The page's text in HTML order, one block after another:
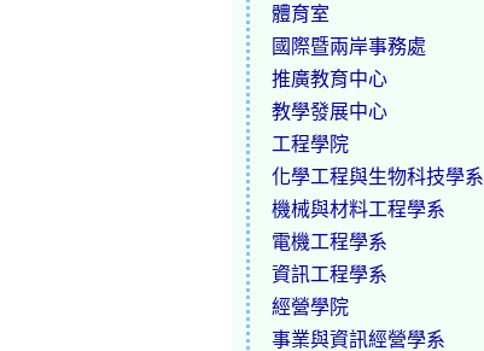
體育室
國際暨兩岸事務處
推廣教育中心
教學發展中心
工程學院
化學工程與生物科技學系
機械與材料工程學系
電機工程學系
資訊工程學系
經營學院
事業與資訊經營學系